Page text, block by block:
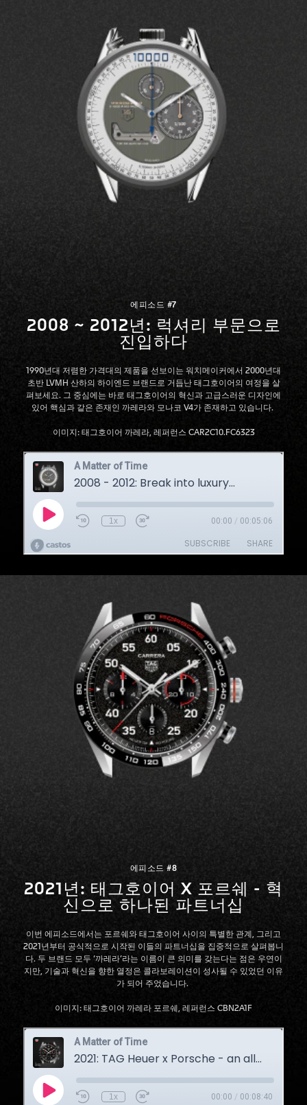
에피소드 #7
2008 ~ 2012년: 럭셔리 부문으로
진입하다
1990년대 저렴한 가격대의 제품을 선보이는 워치메이커에서 2000년대
초반 LVMH 산하의 하이엔드 브랜드로 거듭난 태그호이어의 여정을 살
펴보세요. 그 중심에는 바로 태그호이어의 혁신과 고급스러운 디자인에
있어 핵심과 같은 존재인 까레라와 모나코 V4가 존재하고 있습니다.
이미지: 태그호이어 까레라, 레퍼런스 CAR2C10.FC6323
에피소드 #8
2021년: 태그호이어 X 포르쉐 - 혁
신으로 하나된 파트너십
이번 에피소드에서는 포르쉐와 태그호이어 사이의 특별한 관계, 그리고
2021년부터 공식적으로 시작된 이들의 파트너십을 집중적으로 살펴봅니
다. 두 브랜드 모두 ‘까레라’라는 이름이 큰 의미를 갖는다는 점은 우연이
지만, 기술과 혁신을 향한 열정은 콜라보레이션이 성사될 수 있었던 이유
가 되어 주었습니다.
이미지: 태그호이어 까레라 포르쉐, 레퍼런스 CBN2A1F